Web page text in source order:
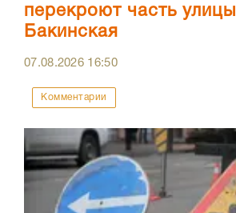
перекроют часть улицы
Бакинская
07.08.2026 16:50
Комментарии